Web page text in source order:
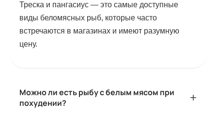
Треска и пангасиус — это самые доступные
виды беломясных рыб, которые часто
встречаются в магазинах и имеют разумную
цену.
Можно ли есть рыбу с белым мясом при
похудении?